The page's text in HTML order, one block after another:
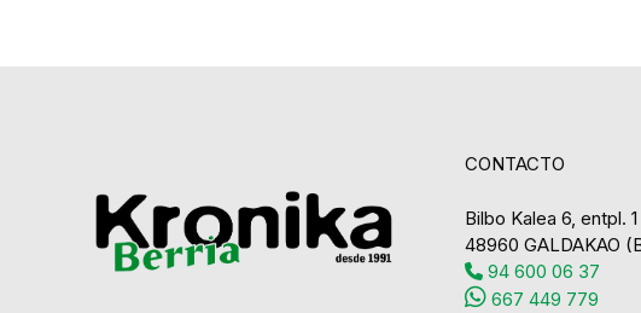
CONTACTO
Bilbo Kalea 6, entpl. 1
48960 GALDAKAO
94 600 06 37
667 449 779